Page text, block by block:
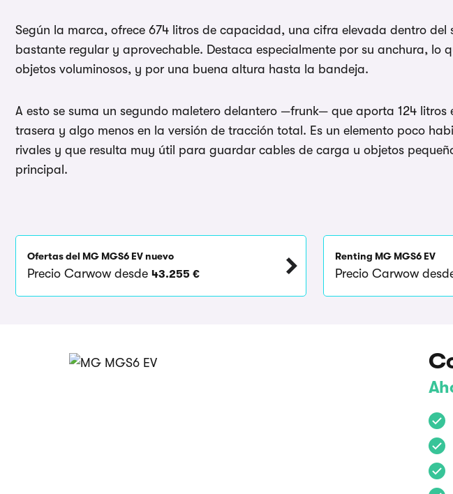
Según la marca, ofrece 674 litros de capacidad, una cifra elevada dentro del
bastante regular y aprovechable. Destaca especialmente por su anchura, lo
objetos voluminosos, y por una buena altura hasta la bandeja.
A esto se suma un segundo maletero delantero —frunk— que aporta 124 litros
trasera y algo menos en la versión de tracción total. Es un elemento poco
rivales y que resulta muy útil para guardar cables de carga u objetos
principal.
Ofertas del MG MGS6 EV nuevo
Precio Carwow desde 43.255 €
Renting MG MGS6 EV
Precio Carwow